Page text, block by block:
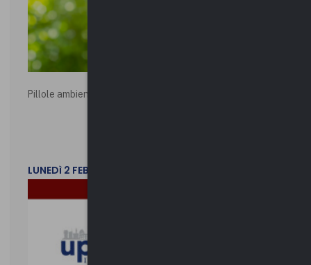
Pillole ambientali | 2026
LUNEDì 2 FEBBRAIO 2026